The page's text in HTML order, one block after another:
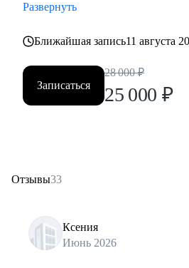
Развернуть
Ближайшая запись11 августа
Записаться
28 000 ₽
25 000 ₽
Отзывы33
Ксения
Июнь 2026